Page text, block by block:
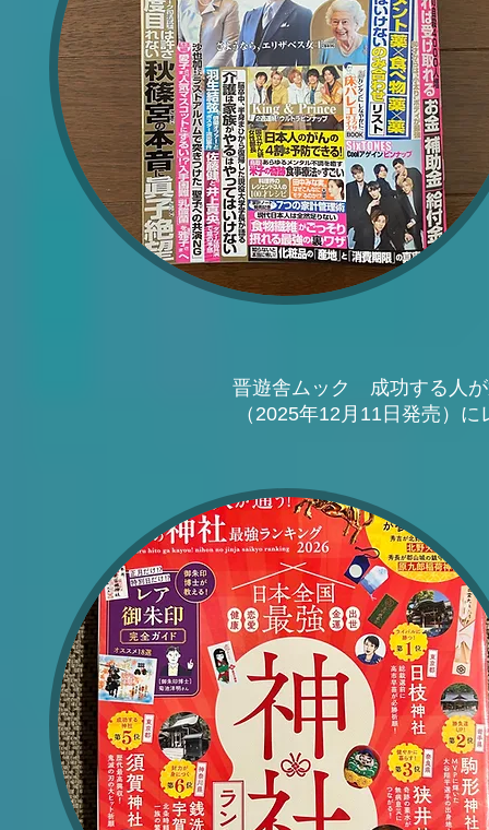
晋遊舎ムック 成功する人が
（2025年12月11日発売） に